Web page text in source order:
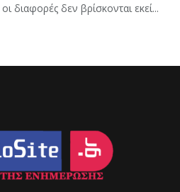
διαφορές δεν βρίσκονται εκεί...